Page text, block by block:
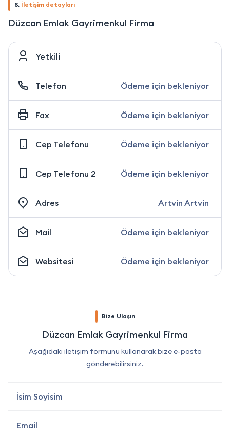
& İletişim detayları
Düzcan Emlak Gayrimenkul Firma
Yetkili
Telefon Ödeme için bekleniyor
Fax Ödeme için bekleniyor
Cep Telefonu Ödeme için bekleniyor
Cep Telefonu 2 Ödeme için bekleniyor
Adres Artvin Artvin
Mail Ödeme için bekleniyor
Websitesi Ödeme için bekleniyor
Bize Ulaşın
Düzcan Emlak Gayrimenkul Firma
Aşağıdaki iletişim formunu kullanarak bize e-posta
gönderebilirsiniz.